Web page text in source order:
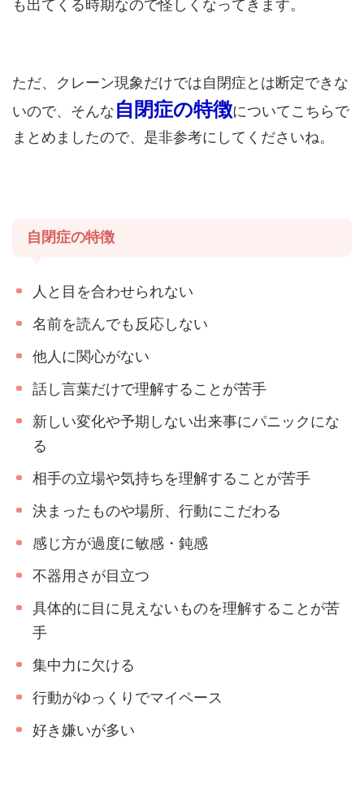
も出てくる時期なので怪しくなってきます。
ただ、クレーン現象だけでは自閉症とは断定できな
いので、そんな 自閉症の特徴についてこちらで
まとめましたので、是非参考にしてくださいね。
自閉症の特徴
人と目を合わせられない
名前を読んでも反応しない
他人に関心がない
話し言葉だけで理解することが苦手
新しい変化や予期しない出来事にパニックにな
る
相手の立場や気持ちを理解することが苦手
決まったものや場所、行動にこだわる
感じ方が過度に敏感・鈍感
不器用さが目立つ
具体的に目に見えないものを理解することが苦
手
集中力に欠ける
行動がゆっくりでマイペース
好き嫌いが多い